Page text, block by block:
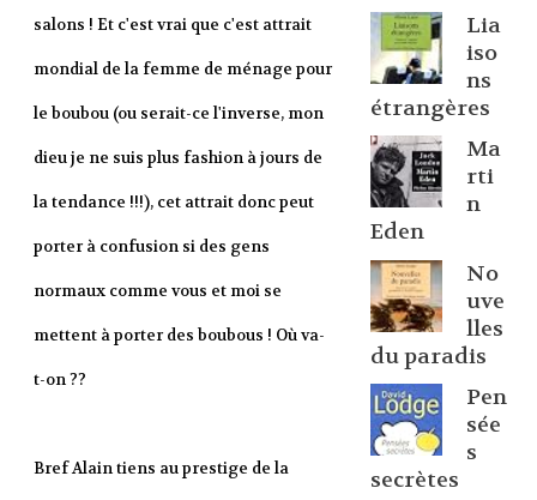
salons ! Et c'est vrai que c'est attrait
mondial de la femme de ménage pour
le boubou (ou serait-ce l'inverse, mon
dieu je ne suis plus fashion à jours de
la tendance !!!), cet attrait donc peut
porter à confusion si des gens
normaux comme vous et moi se
mettent à porter des boubous ! Où va-
t-on ??
Bref Alain tiens au prestige de la
Lia
iso
ns
étrangères
Ma
rti
n
Eden
No
uve
lles
du paradis
Pen
sée
s
secrètes